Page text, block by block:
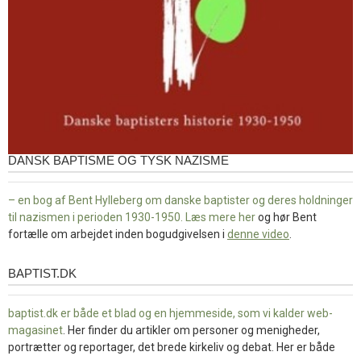
DANSK BAPTISME OG TYSK NAZISME
– en bog af Bent Hylleberg om danske baptister og deres holdninger
til nazismen i perioden 1930-1950. Læs mere herog hør Bent
fortælle om arbejdet inden bogudgivelsen i denne video
baptist.dk
BAPTIST.DK
baptist.dk er både et blad og en hjemmeside, som vi kalder web-
magasinet . Her finder du artikler om personer og menigheder,
portrætter og reportager, det brede kirkeliv og debat. Her er både